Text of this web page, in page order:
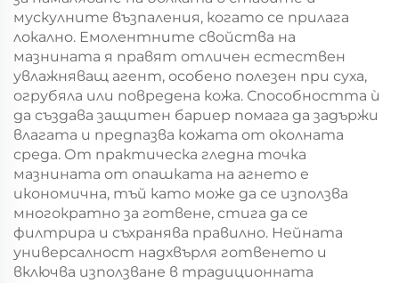
мускулните възпаления, когато се прилага
локално. Емолентните свойства на
мазнината я правят отличен естествен
увлажняващ агент, особено полезен при суха,
огрубяла или повредена кожа. Способността ѝ
да създава защитен бариеp помага да задържи
влагата и предпазва кожата от околната
среда. От практическа гледна точка
мазнината от опашката на агнето е
икономична, тъй като може да се използва
многократно за готвене, стига да се
филтрира и съхранява правилно. Нейната
универсалност надхвърля готвенето и
включва използване в традиционната